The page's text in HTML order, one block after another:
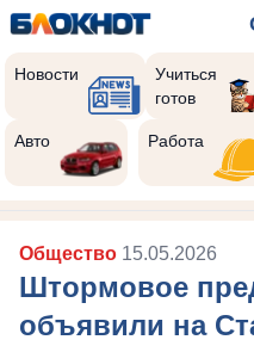
Новости
Учиться
готов
Авто Работа
Общество 15.05.2026
Штормовое
объявили на